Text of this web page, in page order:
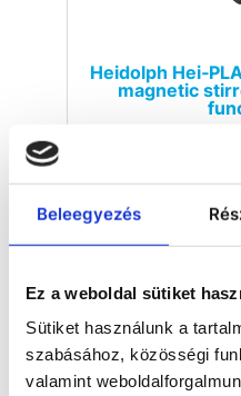
Beleegyezés
Ez a weboldal sütiket
Sütiket használunk a
szabásához, közösségi
valamint
Heidolph
magnetic